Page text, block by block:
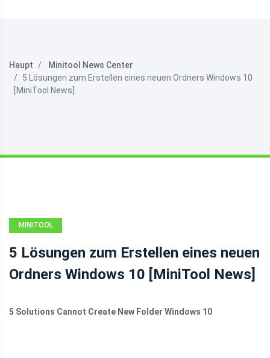
Haupt
Minitool News Center
5 Lösungen zum Erstellen eines neuen Ordners Windows 10
[MiniTool News]
MINITOOL
5 Lösungen zum Erstellen eines neuen
Ordners Windows 10 [MiniTool News]
5 Solutions Cannot Create New Folder Windows 10